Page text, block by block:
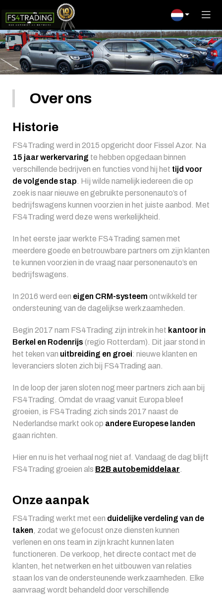
Over ons
Historie
FS4Trading werd in 2015 opgericht door Fissel Azor. Na
15 jaar werkervaring te hebben opgedaan binnen
verschillende bedrijven en functies vond hij het tijd voor
de volgende stap. Hij wilde namelijk iedereen die op
zoek is naar nieuwe en gebruikte personenauto’s of
bedrijfswagens kunnen voorzien in het juiste aanbod. Met
FS4Trading werd deze wens werkelijkheid.
In het eerste jaar werkte FS4Trading samen met
meerdere goede en betrouwbare partners om zijn klanten
te kunnen voorzien in de vraag naar personenauto’s en
bedrijfswagens.
In 2016 werd een eigen CRM-systeem ontwikkeld ter
ondersteuning van de dagelijkse werkzaamheden.
Begin 2017 nam FS4Trading zijn intrek in het kantoor in
Berkel en Rodenrijs (regio Rotterdam). Dit jaar stond in
het teken van uitbreiding en groei: nieuwe klanten en
leveranciers sloten zich bij FS4Trading aan.
In de loop der jaren sloten nog meer partners zich aan bij
FS4Trading. Omdat de vraag vanuit Europa bleef
groeien, is FS4Trading zich sinds 2017 naast de
Nederlandse markt ook op andere Europese landen
gaan richten.
Hier en nu is het verhaal nog niet af. Vandaag de dag blijft
FS4Trading groeien als B2B autobemiddelaar.
Onze aanpak
FS4Trading werkt met een duidelijke verdeling van de
taken, zodat we gefocust onze diensten kunnen
verlenen en ons team in zijn kracht kunnen laten
functioneren. De verkoop, het directe contact met de
klanten, het netwerken en het uitbouwen van relaties
staan los van de ondersteunende werkzaamheden. Elke
aanvraag wordt behandeld door verschillende